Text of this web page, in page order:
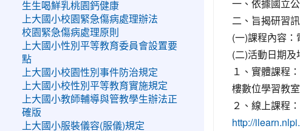
一、依據國立
二、旨揭研習
(一)課程內容
(二)活動日期及
１、實體課程
樓數位學習教
２、線上課程
http://
生生喝鮮乳桃園鈣健康
上大國小校園緊急傷病處理辦法
校園緊急傷病處理原則
上大國小性別平等教育委員會設置要
點
上大國小校園性別事件防治規定
上大國小校性別平等教育實施規定
上大國小教師輔導與管教學生辦法正
確版
上大國小服裝儀容(服儀)規定